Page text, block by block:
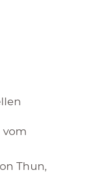
vom
Thun,